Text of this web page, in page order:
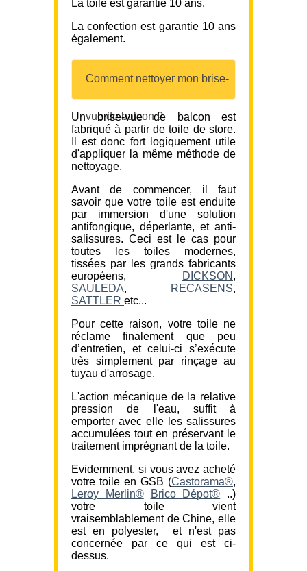
La toile est garantie 10 ans.
La confection est garantie 10 ans
également.
Comment nettoyer mon brise-
vue de balcon ?
Un brise-vue de balcon est
fabriqué à partir de toile de store.
Il est donc fort logiquement utile
d'appliquer la même méthode de
nettoyage.
Avant de commencer, il faut
savoir que votre toile est enduite
par immersion d'une solution
antifongique, déperlante, et anti-
salissures. Ceci est le cas pour
toutes les toiles modernes,
tissées par les grands fabricants
européens,
DICKSON ,
SAULEDA, RECASENS,
SATTLER etc...
Pour cette raison, votre toile ne
réclame finalement que peu
d’entretien, et celui-ci s’exécute
très simplement par rinçage au
tuyau d'arrosage.
L'action mécanique de la relative
pression de l'eau, suffit à
emporter avec elle les salissures
accumulées tout en préservant le
traitement imprégnant de la toile.
Evidemment, si vous avez acheté
votre toile en GSB (Castorama®,
Leroy Merlin®
Brico Dépot® ..)
votre toile vient
vraisemblablement de Chine, elle
est en polyester, et n'est pas
concernée par ce qui est ci-
dessus.